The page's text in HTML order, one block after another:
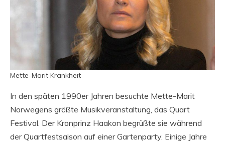
Mette-Marit Krankheit
In den späten 1990er Jahren besuchte Mette-Marit
Norwegens größte Musikveranstaltung, das Quart
Festival. Der Kronprinz Haakon begrüßte sie während
der Quartfestsaison auf einer Gartenparty. Einige Jahre